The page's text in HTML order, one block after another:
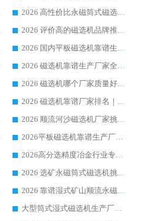
2026 高性价比永磁筒式磁选机品牌盘点 行业强者口碑实测选购完整指南
2026 评价高的磁选机品牌推荐选购指南，永磁筒式磁选机设备领域强者全景行业口碑解析
2026 国内平板磁选机靠谱生产厂家推荐排名|行业口碑选购指南，领域强者按需选设备
2026 磁选机靠谱生产厂家全梳理 分场景选型行业头部品牌选购参考攻略
2026 磁选机哪个厂家质量好？十大靠谱磁电企业排名选购指南
2026 磁选机靠谱厂家排名｜华体会手机网页版-华体会(中国) 高性价比磁选机磁电品牌
2026 顺流河沙磁选机厂家挑选攻略 | 业内口碑龙头企业高性价比品牌推荐
2026平板磁选机靠谱生产厂家选购指南 行业口碑良好品牌推荐 磁电领域实力强者
2026高分选精度冶金行业专用磁选机生产厂家,干湿式磁选机源头供应商推荐
2026 选矿永磁筒式磁选机挑选指南 华体会手机网页版-华体会(中国) 推荐品牌行业口碑佳实力突出
2026 靠谱湿式矿山顺流永磁筒式磁选机选购，国内专业生产厂家华体会手机网页版-华体会(中国) 综合实力出众
大型筒式湿式磁选机生产厂家怎么选?华体会手机网页版-华体会(中国) 设备口碑广受行业认可